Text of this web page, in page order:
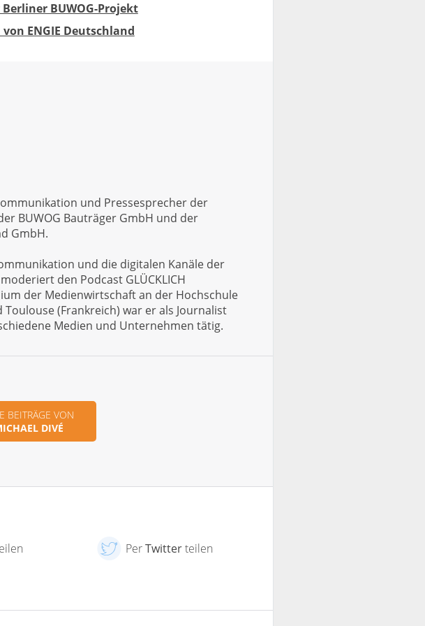
BUWOG-Projekt
ENGIE Deutschland
und Pressesprecher der
BUWOG Bauträger GmbH und der
GmbH.
und die digitalen Kanäle der
den Podcast GLÜCKLICH
der Medienwirtschaft an der Hochschule
(Frankreich) war er als Journalist
Medien und Unternehmen tätig.
BEITRÄGE VON
DIVÉ
PerTwitterteilen